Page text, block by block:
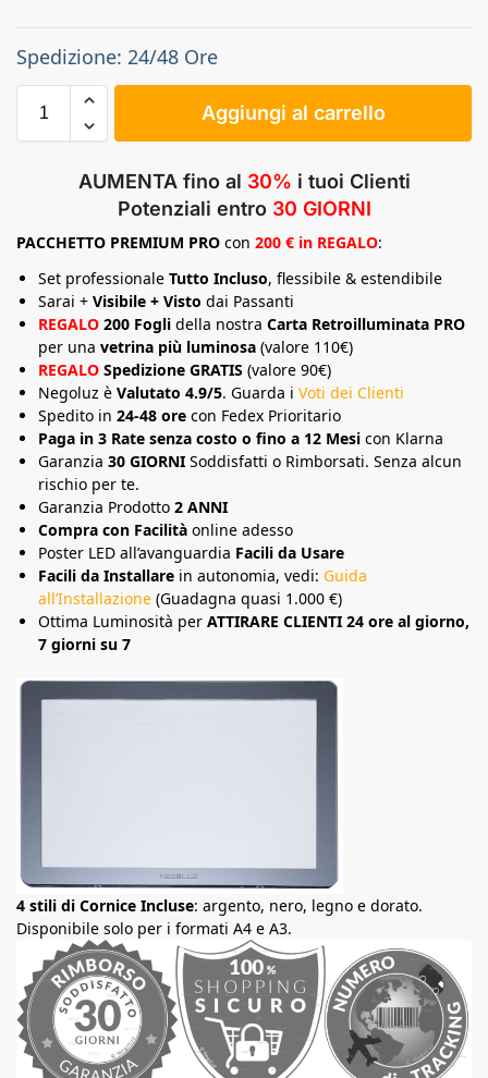
Spedizione: 24/48 Ore
Aggiungi al carrello
AUMENTA fino al 30% i tuoi Clienti
Potenziali entro 30 GIORNI
PACCHETTO PREMIUM PRO con 200 € in REGALO:
Set professionale Tutto Incluso, flessibile & estendibile
Sarai + Visibile + Visto dai Passanti
REGALO 200 Fogli della nostra Carta Retroilluminata PRO
per una vetrina più luminosa (valore 110€)
REGALO Spedizione GRATIS (valore 90€)
Negoluz è Valutato 4.9/5. Guarda i Voti dei Clienti
Spedito in 24-48 ore con Fedex Prioritario
Paga in 3 Rate senza costo o fino a 12 Mesi con Klarna
Garanzia 30 GIORNI Soddisfatti o Rimborsati. Senza alcun
rischio per te.
Garanzia Prodotto 2 ANNI
Compra con Facilità online adesso
Poster LED all’avanguardia Facili da Usare
Facili da Installare in autonomia, vedi: Guida
all’Installazione (Guadagna quasi 1.000 €)
Ottima Luminosità per ATTIRARE CLIENTI 24 ore al giorno,
7 giorni su 7
4 stili di Cornice Incluse: argento, nero, legno e dorato.
Disponibile solo per i formati A4 e A3.